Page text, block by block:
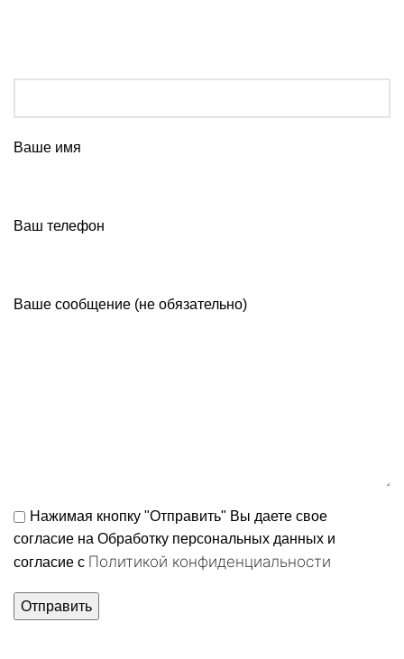
Ваше имя
Ваш телефон
Ваше сообщение (не обязательно)
Нажимая кнопку "Отправить" Вы даете свое
согласие на Обработку персональных данных и
согласие c Политикой конфиденциальности